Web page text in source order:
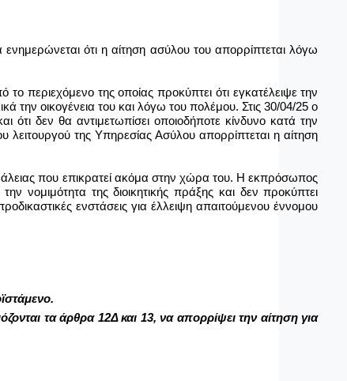
ότι η αίτηση ασύλου του απορρίπτεται λόγω
περιεχόμενο της οποίας προκύπτει ότι εγκατέλειψε την
την οικογένεια του και λόγω του πολέμου. Στις 30/04/25 ο
ότι δεν θα αντιμετωπίσει οποιοδήποτε κίνδυνο κατά την
της Υπηρεσίας Ασύλου απορρίπτεται η αίτηση
που επικρατεί ακόμα στην χώρα του. Η εκπρόσωπος
νομιμότητα της διοικητικής πράξης και δεν προκύπτει
ενστάσεις για έλλειψη απαιτούμενου έννομου
τα άρθρα 12Δ και 13, να απορρίψει την αίτηση για